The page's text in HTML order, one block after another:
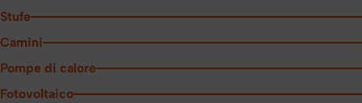
Stufe
Camini
Pompe di calore
Fotovoltaico